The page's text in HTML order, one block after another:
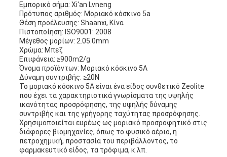
Εμπορικό σήμα: Xi'an Lvneng
Πρότυπος αριθμός: Μοριακό κόσκινο 5a
Θέση προέλευσης: Shaanxi, Κίνα
Πιστοποίηση: ISO9001: 2008
Μέγεθος μορίων: 2.05.0mm
Χρώμα: Μπεζ
Επιφάνεια: ≥900m2/g
Όνομα προϊόντων: Μοριακό κόσκινο 5A
Δύναμη συντριβής: ≥20N
Το μοριακό κόσκινο 5A είναι ένα είδος συνθετικό Zeolite
που έχει τα χαρακτηριστικά γνωρίσματα της υψηλής
ικανότητας προσρόφησης, της υψηλής δύναμης
συντριβής και της γρήγορης ταχύτητας προσρόφησης.
Χρησιμοποιείται ευρέως ως μοριακό προσροφητικό στις
διάφορες βιομηχανίες, όπως το φυσικό αέριο, η
πετροχημική, προστασία του περιβάλλοντος, το
φαρμακευτικό είδος, τα τρόφιμα, κ.λπ.